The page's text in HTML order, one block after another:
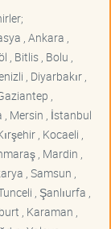
, Ankara ,
, Bitlis , Bolu ,
, Diyarbakır ,
,
, Mersin , İstanbul
, Kocaeli ,
, Mardin ,
, Samsun ,
, Şanlıurfa ,
, Karaman ,